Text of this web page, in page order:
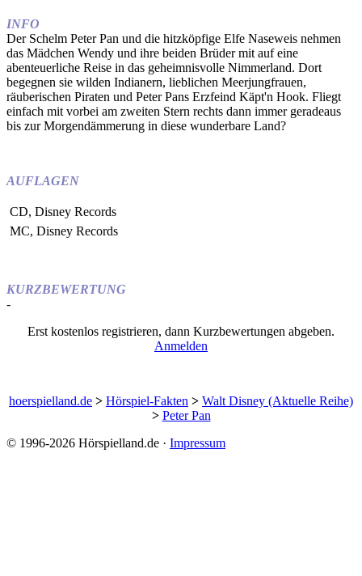
INFO
Der Schelm Peter Pan und die hitzköpfige Elfe Naseweis nehmen
das Mädchen Wendy und ihre beiden Brüder mit auf eine
abenteuerliche Reise in das geheimnisvolle Nimmerland. Dort
begegnen sie wilden Indianern, lieblichen Meerjungfrauen,
räuberischen Piraten und Peter Pans Erzfeind Käpt'n Hook. Fliegt
einfach mit vorbei am zweiten Stern rechts dann immer geradeaus
bis zur Morgendämmerung in diese wunderbare Land?
AUFLAGEN
CD, Disney Records
MC, Disney Records
KURZBEWERTUNG
-
Erst kostenlos registrieren, dann Kurzbewertungen abgeben.
Anmelden
hoerspielland.de > Hörspiel-Fakten > Walt Disney (Aktuelle Reihe)
> Peter Pan
© 1996-2026 Hörspielland.de · Impressum